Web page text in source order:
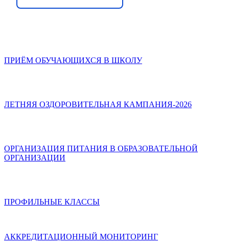
ПРИЁМ ОБУЧАЮЩИХСЯ В ШКОЛУ
ЛЕТНЯЯ ОЗДОРОВИТЕЛЬНАЯ КАМПАНИЯ-2026
ОРГАНИЗАЦИЯ ПИТАНИЯ В ОБРАЗОВАТЕЛЬНОЙ
ОРГАНИЗАЦИИ
ПРОФИЛЬНЫЕ КЛАССЫ
АККРЕДИТАЦИОННЫЙ МОНИТОРИНГ